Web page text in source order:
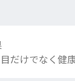
だけでなく健